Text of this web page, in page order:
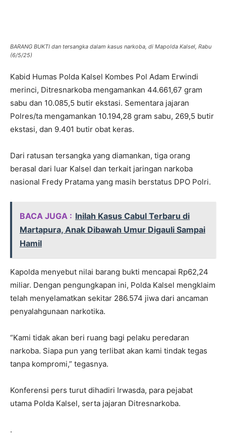
BARANG BUKTI dan tersangka dalam kasus narkoba, di Mapolda Kalsel, Rabu
(6/5/25)
Kabid Humas Polda Kalsel Kombes Pol Adam Erwindi
merinci, Ditresnarkoba mengamankan 44.661,67 gram
sabu dan 10.085,5 butir ekstasi. Sementara jajaran
Polres/ta mengamankan 10.194,28 gram sabu, 269,5 butir
ekstasi, dan 9.401 butir obat keras.
Dari ratusan tersangka yang diamankan, tiga orang
berasal dari luar Kalsel dan terkait jaringan narkoba
nasional Fredy Pratama yang masih berstatus DPO Polri.
BACA JUGA : Inilah Kasus Cabul Terbaru di
Martapura, Anak Dibawah Umur Digauli Sampai
Hamil
Kapolda menyebut nilai barang bukti mencapai Rp62,24
miliar. Dengan pengungkapan ini, Polda Kalsel mengklaim
telah menyelamatkan sekitar 286.574 jiwa dari ancaman
penyalahgunaan narkotika.
“Kami tidak akan beri ruang bagi pelaku peredaran
narkoba. Siapa pun yang terlibat akan kami tindak tegas
tanpa kompromi,” tegasnya.
Konferensi pers turut dihadiri Irwasda, para pejabat
utama Polda Kalsel, serta jajaran Ditresnarkoba.
.